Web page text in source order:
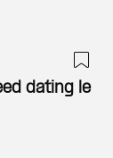
dating le